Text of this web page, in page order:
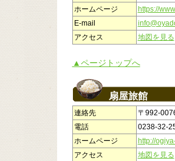
ホームページ
https://
E-mail
アクセス
地図を見る
▲ページトップへ
扇屋旅館
連絡先
〒992-
電話
0238-32-
ホームページ
http://
アクセス
地図を見る